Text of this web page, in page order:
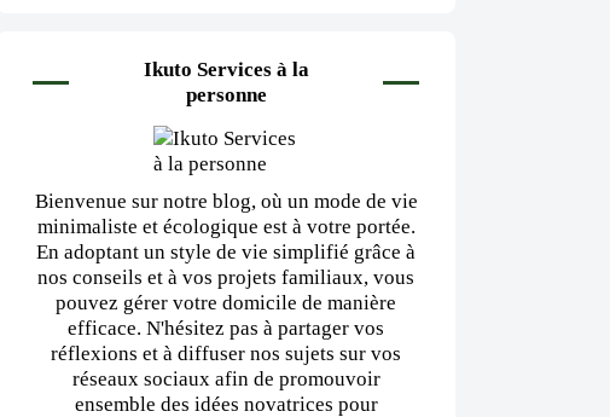
Ikuto Services à la
personne
Bienvenue sur notre blog, où un mode de vie
minimaliste et écologique est à votre portée.
En adoptant un style de vie simplifié grâce à
nos conseils et à vos projets familiaux, vous
pouvez gérer votre domicile de manière
efficace. N'hésitez pas à partager vos
réflexions et à diffuser nos sujets sur vos
réseaux sociaux afin de promouvoir
ensemble des idées novatrices pour